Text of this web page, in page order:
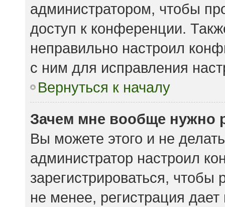
администратором, чтобы
доступ к конференции.
неправильно настроил
с ним для исправления
Вернуться к началу
Зачем мне вообще нужно
Вы можете этого и не
администратор настроил
зарегистрироваться,
не менее, регистрация